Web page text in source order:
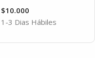
1-3 Dias Hábiles
$10.000